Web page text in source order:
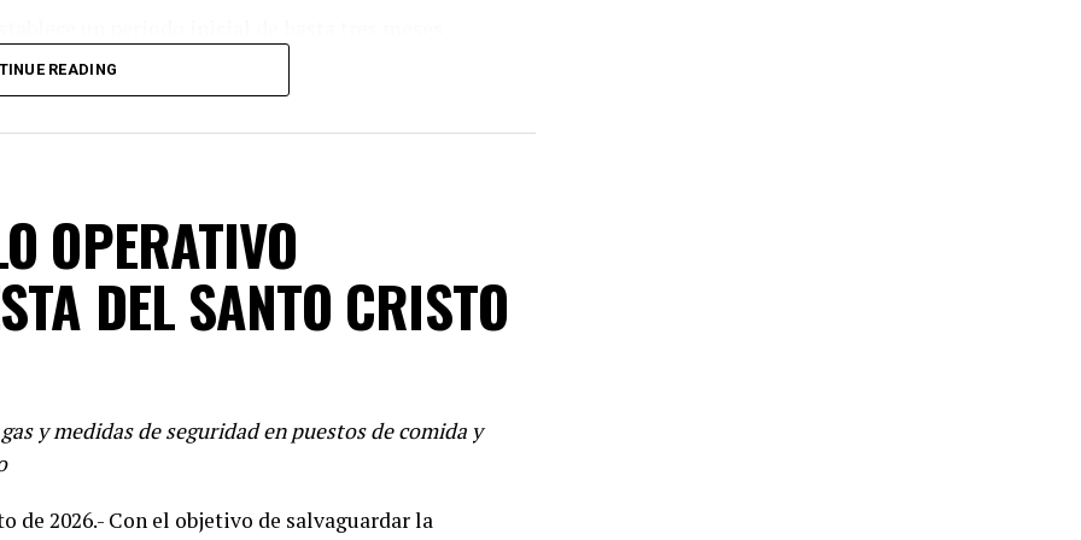
que queda bajo protección
otros tres meses. Sin embargo, señaló que la
durante un periodo prolongado en un centro
que podrían recibirlo de manera más
READING
OPERATIVO
DEL SANTO CRISTO
y medidas de seguridad en puestos de comida y
de 2026.- Con el objetivo de salvaguardar la